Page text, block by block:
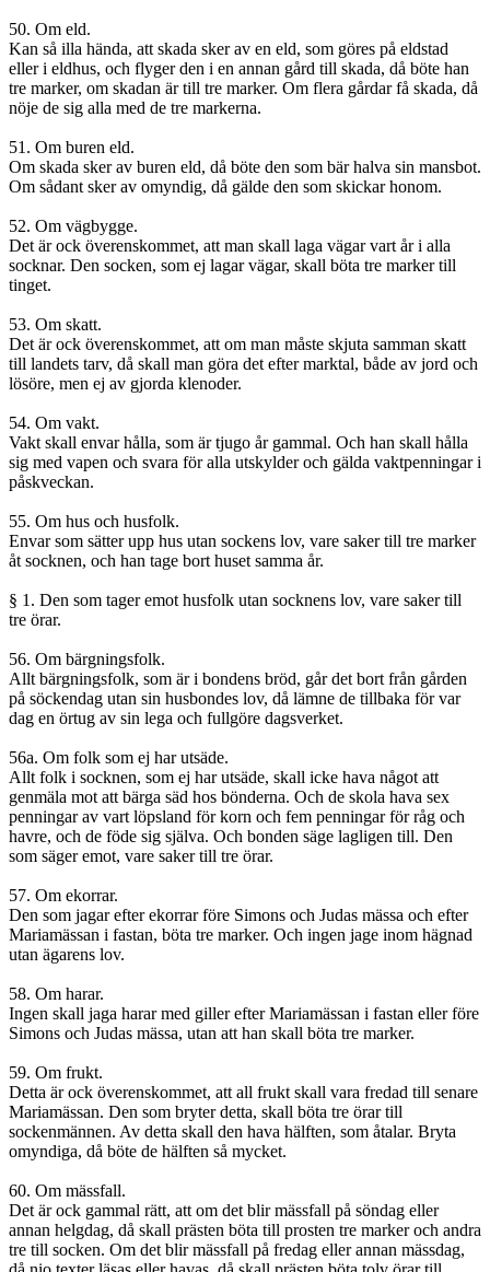
50. Om eld.
Kan så illa hända, att skada sker av en eld, som göres på eldstad
eller i eldhus, och flyger den i en annan gård till skada, då böte han
tre marker, om skadan är till tre marker. Om flera gårdar få skada, då
nöje de sig alla med de tre markerna.
51. Om buren eld.
Om skada sker av buren eld, då böte den som bär halva sin mansbot.
Om sådant sker av omyndig, då gälde den som skickar honom.
52. Om vägbygge.
Det är ock överenskommet, att man skall laga vägar vart år i alla
socknar. Den socken, som ej lagar vägar, skall böta tre marker till
tinget.
53. Om skatt.
Det är ock överenskommet, att om man måste skjuta samman skatt
till landets tarv, då skall man göra det efter marktal, både av jord och
lösöre, men ej av gjorda klenoder.
54. Om vakt.
Vakt skall envar hålla, som är tjugo år gammal. Och han skall hålla
sig med vapen och svara för alla utskylder och gälda vaktpenningar i
påskveckan.
55. Om hus och husfolk.
Envar som sätter upp hus utan sockens lov, vare saker till tre marker
åt socknen, och han tage bort huset samma år.
§ 1. Den som tager emot husfolk utan socknens lov, vare saker till
tre örar.
56. Om bärgningsfolk.
Allt bärgningsfolk, som är i bondens bröd, går det bort från gården
på söckendag utan sin husbondes lov, då lämne de tillbaka för var
dag en örtug av sin lega och fullgöre dagsverket.
56a. Om folk som ej har utsäde.
Allt folk i socknen, som ej har utsäde, skall icke hava något att
genmäla mot att bärga säd hos bönderna. Och de skola hava sex
penningar av vart löpsland för korn och fem penningar för råg och
havre, och de föde sig själva. Och bonden säge lagligen till. Den
som säger emot, vare saker till tre örar.
57. Om ekorrar.
Den som jagar efter ekorrar före Simons och Judas mässa och efter
Mariamässan i fastan, böta tre marker. Och ingen jage inom hägnad
utan ägarens lov.
58. Om harar.
Ingen skall jaga harar med giller efter Mariamässan i fastan eller före
Simons och Judas mässa, utan att han skall böta tre marker.
59. Om frukt.
Detta är ock överenskommet, att all frukt skall vara fredad till senare
Mariamässan. Den som bryter detta, skall böta tre örar till
sockenmännen. Av detta skall den hava hälften, som åtalar. Bryta
omyndiga, då böte de hälften så mycket.
60. Om mässfall.
Det är ock gammal rätt, att om det blir mässfall på söndag eller
annan helgdag, då skall prästen böta till prosten tre marker och andra
tre till socken. Om det blir mässfall på fredag eller annan mässdag,